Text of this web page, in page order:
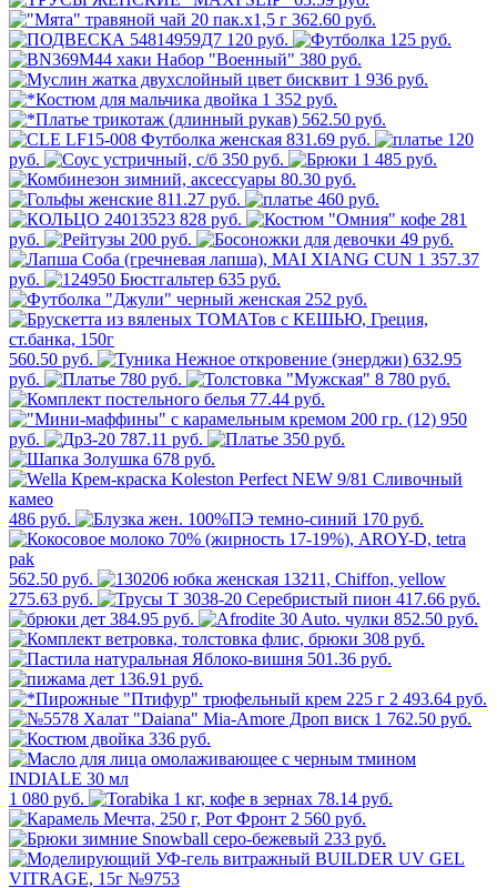
362.60 руб.
120 руб.
125 руб.
380 руб.
1 936 руб.
1 352 руб.
562.50 руб.
831.69 руб.
120
руб.
350 руб.
1 485 руб.
80.30 руб.
811.27 руб.
460 руб.
828 руб.
281
руб.
200 руб.
49 руб.
1 357.37
руб.
635 руб.
252 руб.
560.50 руб.
632.95
руб.
780 руб.
8 780 руб.
77.44 руб.
950
руб.
787.11 руб.
350 руб.
678 руб.
486 руб. 170 руб.
562.50 руб.
275.63 руб.
417.66 руб.
384.95 руб.
852.50 руб.
308 руб.
501.36 руб.
136.91 руб.
2 493.64 руб.
1 762.50 руб.
336 руб.
1 080 руб.
78.14 руб.
2 560 руб.
233 руб.